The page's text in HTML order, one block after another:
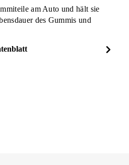
am Auto und hält sie
des Gummis und